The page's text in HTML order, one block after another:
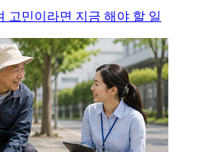
고민이라면 지금 해야 할 일